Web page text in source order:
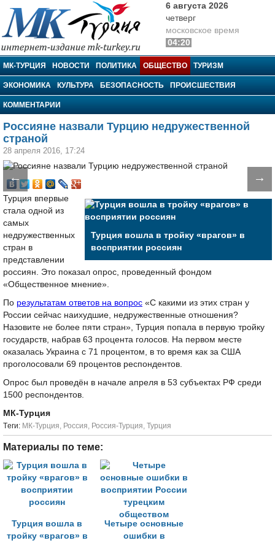
МК-Турция
6 августа 2026
четверг
московское время
04:20
МК-ТУРЦИЯ НОВОСТИ ПОЛИТИКА ОБЩЕСТВО ТУРИЗМ
ЭКОНОМИКА КУЛЬТУРА БЕЗОПАСНОСТЬ ПРОИСШЕСТВИЯ
КОММЕНТАРИИ
Россияне назвали Турцию недружественной
страной
28 апреля 2016, 17:24
← →
Турция вошла в тройку «врагов» в
восприятии россиян
Турция впервые
стала одной из
самых
недружественных
стран в
представлении
россиян. Это показал опрос, проведенный фондом
«Общественное мнение».
По результатам ответов на вопрос «С какими из этих стран у
России сейчас наихудшие, недружественные отношения?
Назовите не более пяти стран», Турция попала в первую тройку
государств, набрав 63 процента голосов. На первом месте
оказалась Украина с 71 процентом, в то время как за США
проголосовали 69 процентов респондентов.
Опрос был проведён в начале апреля в 53 субъектах РФ среди
1500 респондентов.
МК-Турция
Tеги: МК-Турция, Россия, Россия-Турция, Турция
Материалы по теме:
Турция вошла в
тройку «врагов» в
Четыре основные
ошибки в